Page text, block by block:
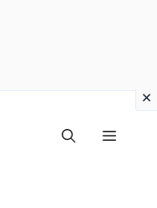
Menu